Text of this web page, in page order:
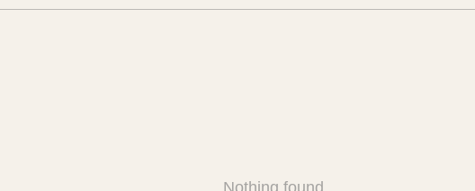
Nothing found